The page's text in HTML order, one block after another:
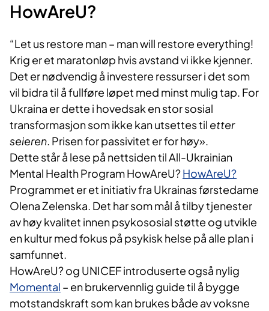
HowAreU?
“Let us restore man – man will restore everything!
Krig er et maratonløp hvis avstand vi ikke kjenner.
Det er nødvendig å investere ressurser i det som
vil bidra til å fullføre løpet med minst mulig tap. For
Ukraina er dette i hovedsak en stor sosial
transformasjon som ikke kan utsettes til etter
seieren. Prisen for passivitet er for høy».
Dette står å lese på nettsiden til All-Ukrainian
Mental Health Program HowAreU?HowAreU?
Programmet er et initiativ fra Ukrainas førstedame
Olena Zelenska. Det har som mål å tilby tjenester
av høy kvalitet innen psykososial støtte og utvikle
en kultur med fokus på psykisk helse på alle plan i
samfunnet.
HowAreU? og UNICEF introduserte også nylig
Momental – en brukervennlig guide til å bygge
motstandskraft som kan brukes både av voksne